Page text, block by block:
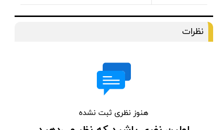
نظرات
هنوز نظری ثبت نشده